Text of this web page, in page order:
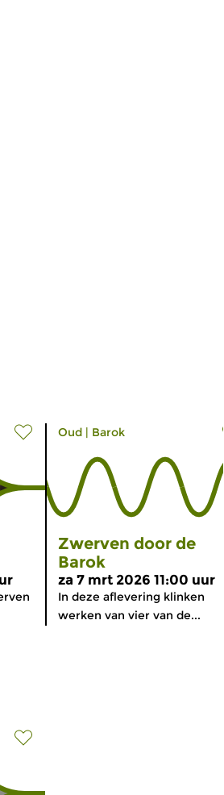
Oud | Barok
Zwerven door de
Barok
za 7 mrt 2026 11:00 uur
In deze aflevering klinken
werken van vier van de...